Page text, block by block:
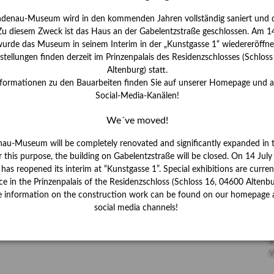
Museum wird in den kommenden Jahren vollständig saniert und
diesem Zweck ist das Haus an der Gabelentzstraße geschlossen. Am
das Museum in seinem Interim in der „Kunstgasse 1“
finden derzeit im Prinzenpalais des Residenzschlosses
Altenburg) statt.
zu den Bauarbeiten finden Sie auf unserer Homepage und
Social-Media-Kanälen!
We´ve moved!
Museum will be completely renovated and significantly expanded in
this purpose, the building on Gabelentzstraße will be closed. On 14
reopened its interim at “Kunstgasse 1”. Special exhibitions are
in the Prinzenpalais of the Residenzschloss (Schloss 16, 04600
information on the construction work can be found on our homepage
social media channels!